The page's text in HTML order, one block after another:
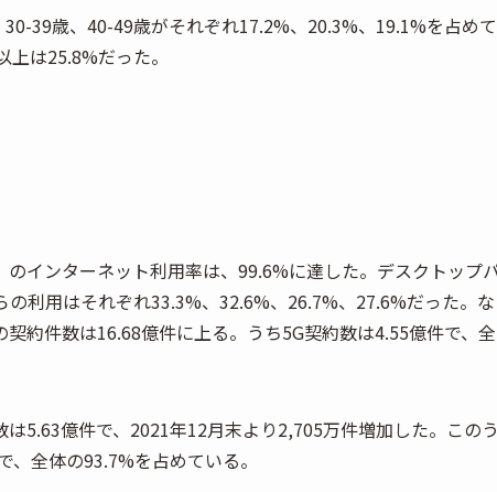
39歳、40-49歳がそれぞれ17.2%、20.3%、19.1%を占めて
は25.8%だった。
インターネット利用率は、99.6%に達した。デスクトップ
利用はそれぞれ33.3%、32.6%、26.7%、27.6%だった。な
約件数は16.68億件に上る。うち5G契約数は4.55億件で、全
5.63億件で、2021年12月末より2,705万件増加した。この
全体の93.7%を占めている。